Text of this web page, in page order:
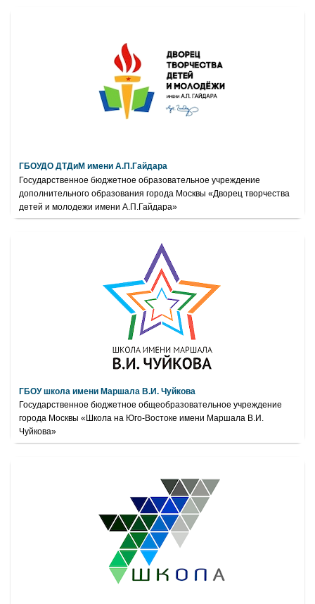
ГБОУДО ДТДиМ имени А.П.Гайдара
Государственное бюджетное образовательное учреждение
дополнительного образования города Москвы «Дворец творчества
детей и молодежи имени А.П.Гайдара»
ГБОУ школа имени Маршала В.И. Чуйкова
Государственное бюджетное общеобразовательное учреждение
города Москвы «Школа на Юго-Востоке имени Маршала В.И.
Чуйкова»